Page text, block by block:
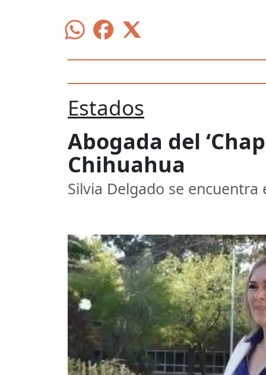
Estados
Abogada del
Chihuahua
Silvia Delgado se